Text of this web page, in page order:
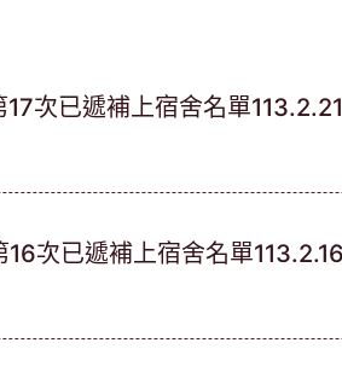
次已遞補上宿舍名單113.2.21
次已遞補上宿舍名單113.2.16